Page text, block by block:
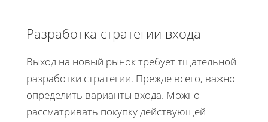
Разработка стратегии входа
Выход на новый рынок требует тщательной
разработки стратегии. Прежде всего, важно
определить варианты входа. Можно
рассматривать покупку действующей